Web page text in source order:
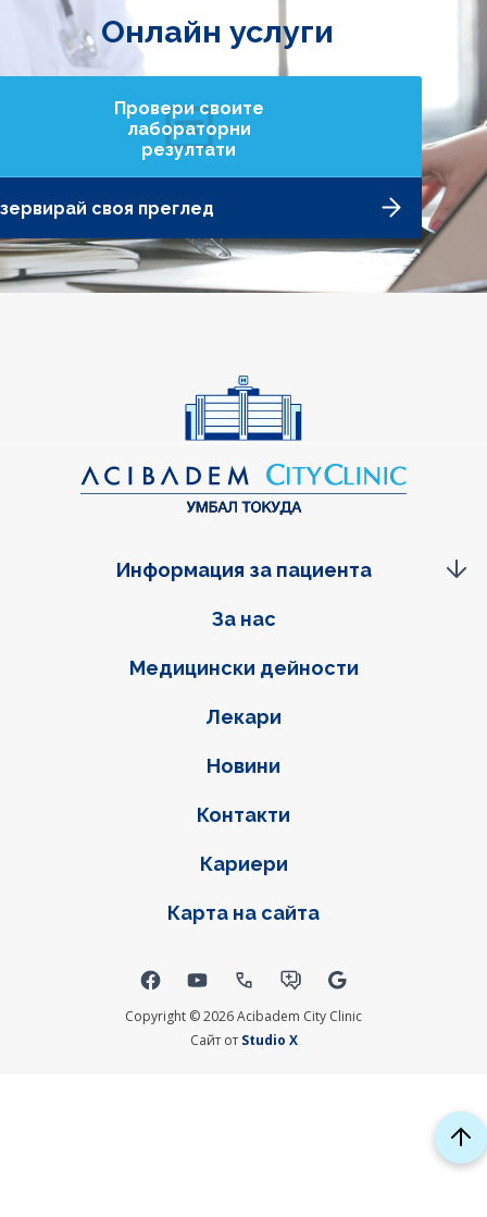
Онлайн услуги
Провери своите
лабораторни
резултати
своя преглед
Фуутер навигация
За нас
Медицински дейности
Лекари
Новини
Контакти
Кариери
Карта на сайта
Информация за пациента
Copyright © 2026 Acibadem City Clinic
Social links
Сайт от Studio X